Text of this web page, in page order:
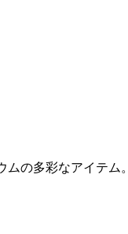
の多彩なアイテム。